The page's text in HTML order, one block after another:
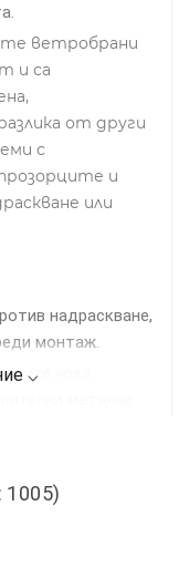
ветробрани
и са
от други
с
и
или
надраскване,
монтаж.
чрез
почистване на
прилепване.